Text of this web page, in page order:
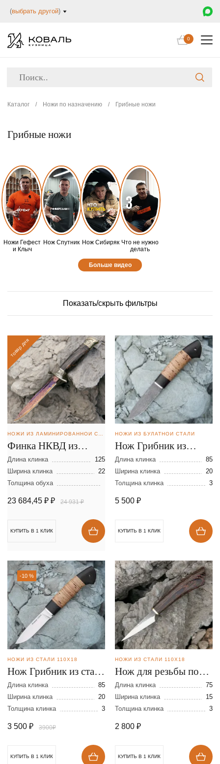
(выбрать другой)
0
Каталог / Ножи по назначению / Грибные ножи
Грибные ножи
Ножи Гефест
и Клыч
Нож Спутник Нож Сибиряк Что не нужно
делать
Больше видео
Показать/скрыть фильтры
товар дня
НОЖИ ИЗ ЛАМИНИРОВАННОЙ СТАЛИ
Финка НКВД из
ламинированной
стали
Длина клинка
125
Ширина клинка
22
Толщина обуха
23 684,45 ₽ ₽ 24 931 ₽
КУПИТЬ В 1 КЛИК
НОЖИ ИЗ БУЛАТНОЙ СТАЛИ
Нож Грибник из
булатной стали
Длина клинка
85
Ширина клинка
20
Толщина клинка
3
5 500 ₽
КУПИТЬ В 1 КЛИК
-10 %
НОЖИ ИЗ СТАЛИ 110Х18
Нож Грибник из стали
110Х18
Длина клинка
85
Ширина клинка
20
Толщина клинка
3
3 500 ₽ 3900₽
КУПИТЬ В 1 КЛИК
НОЖИ ИЗ СТАЛИ 110Х18
Нож для резьбы по
дереву из стали
110Х18
Длина клинка
75
Ширина клинка
15
Толщина клинка
3
2 800 ₽
КУПИТЬ В 1 КЛИК